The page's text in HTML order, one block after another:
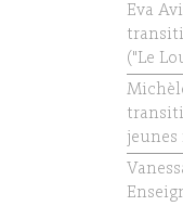
Eva
("Le
jeunes